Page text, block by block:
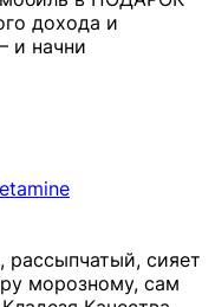
дохода и
и начни
сияет
морозному, сам